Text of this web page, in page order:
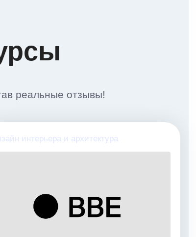
реальные отзывы!
интерьера и архитектура